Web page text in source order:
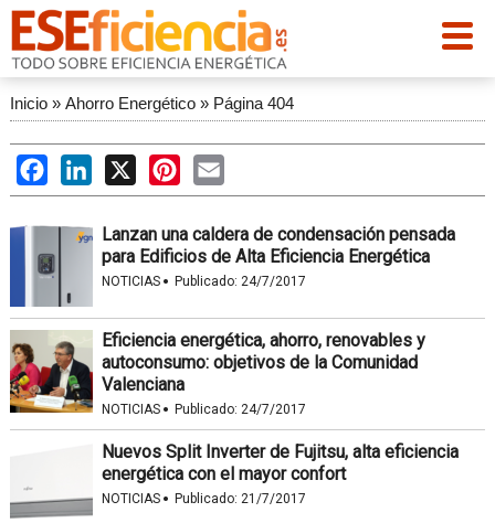
Inicio» Ahorro Energético» Página 404
FacebookLinkedIn
X PinterestEmail
Lanzan una caldera de condensación pensada
para Edificios de Alta Eficiencia Energética
NOTICIAS · Publicado: 24/7/2017
Eficiencia energética, ahorro, renovables y
autoconsumo: objetivos de la Comunidad
Valenciana
NOTICIAS · Publicado: 24/7/2017
Nuevos Split Inverter de Fujitsu, alta eficiencia
energética con el mayor confort
NOTICIAS · Publicado: 21/7/2017